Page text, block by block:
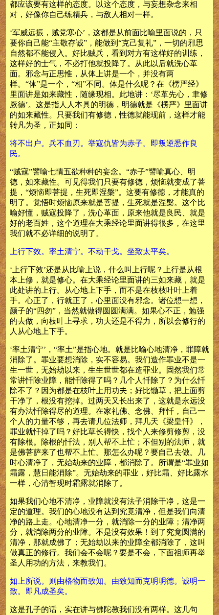
都应该要有这样的态度。以这个态度，与妄想杂念来相
对，好像你自己练精兵，与敌人相对一样。
‘军威远振，贼党寒心’，这都是从前面比喻里面说的，只
要你自己能“主敬存诚”，能做到“克己复礼”，一切的邪思
自然都不能侵入。好比贼兵，看到对方有这样好的训练，
这样好的士气，不必打他就投降了。从此以后就洗心革
面。邪念与正思惟，从体上讲是一个，并没有两
样。“体”是一个，“相”不同。体是什么呢？在《楞严经》
里面讲是如来藏性，随缘现相。此地讲：‘尽革先心，聿修
厥德’。这是指人人本具的明德，明德就是《楞严》里面讲
的如来藏性。只要我们有修德，性德就能现前，这样才能
转凡为圣，正如同：
将不出户。兵不血刃。举寇仇皆为赤子。即叛逆悉作良
民。
“贼寇”譬喻七情五欲种种的妄念。“赤子”譬喻真心、明
德，如来藏性。可见得我们只要有修德，烦恼就变成了菩
提，“烦恼即菩提，生死即涅槃”。这要有修德，才能真的
明了。觉悟时烦恼原来就是菩提，生死就是涅槃。这个比
喻好懂，贼寇投降了，洗心革面，原来他就是良民、就是
好的老百姓，这个道理在大乘经论里面讲得很多，在这里
我们就不必详细的说明了。
上行下效。率土清宁。不动干戈。坐致太平矣。
‘上行下效’还是从比喻上说，什么叫上行呢？上行是从根
本上修，就是修心。在大乘经论里面讲的三如来藏，就是
此处讲的上行。从心地上下手，而不是在枝枝叶叶上着
手。心正了，行就正了，心里面没有邪念。诸位想一想，
颜子的“四勿”，当然就做得圆圆满满。如果心不正，勉强
的去做，向枝叶上寻求，功夫还是不得力，所以会修行的
人从心地上下手。
‘率土清宁’，“率土”是指心地。就是比喻心地清净，罪障就
消除了。罪业要想消除，实不容易。我们造作罪业不是一
生一世，无始劫以来，生生世世都在造罪业。固然我们常
常讲忏除业障，能忏除得了吗？几个人忏除了？为什么忏
除不了？因为都是在枝叶上用功夫；好比锄草，把上面剪
干净了，根没有挖掉。过两天又长出来了，这就是永远没
有办法忏除得尽的道理。在家礼佛、念佛、拜忏，自己一
个人的力量不够，再去请几位法师，拜几天《梁皇忏》，
罪业就忏掉了吗？好比草长得快，找个人来修剪修剪，没
有除根。除根的忏法，别人帮不上忙；不但别的法师，就
是佛菩萨来了也帮不上忙。那怎么办呢？要自己去做。几
时心清净了，无始劫来的业障，都消除了。所谓是“罪业如
霜露，慧日能消除”。无始劫来的罪业，好比霜、好比露水
一样，心清智现时霜露就消除了。
如果我们心地不清净，业障就没有法子消除干净，这是一
定的道理。我们的心地没有达到究竟清净，但是我们向清
净的路上走。心地清净一分，就消除一分的业障；清净两
分，就消除两分的业障。不是没有效果！到了究竟圆满的
清净，那就成佛了；无始劫以来的业障全都消除了，这叫
做真正的修行。我们会不会呢？要是不会，下面祖师再举
圣人用功的方法，来教我们。
如上所说。则由格物而致知。由致知而克明明德。诚明一
致。即凡成圣矣。
这是孔子的话，实在讲与佛陀教我们没有两样。这几句